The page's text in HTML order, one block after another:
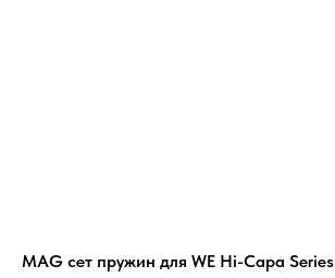
MAG сет пружин для WE Hi-Capa Series